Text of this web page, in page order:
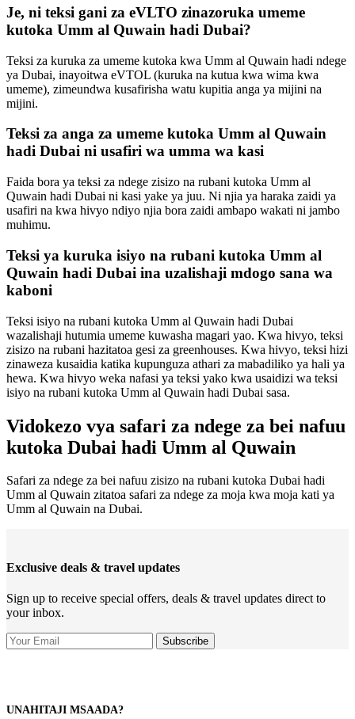
Je, ni teksi gani za eVLTO zinazoruka umeme
kutoka Umm al Quwain hadi Dubai?
Teksi za kuruka za umeme kutoka kwa Umm al Quwain hadi ndege
ya Dubai, inayoitwa eVTOL (kuruka na kutua kwa wima kwa
umeme), zimeundwa kusafirisha watu kupitia anga ya mijini na
mijini.
Teksi za anga za umeme kutoka Umm al Quwain
hadi Dubai ni usafiri wa umma wa kasi
Faida bora ya teksi za ndege zisizo na rubani kutoka Umm al
Quwain hadi Dubai ni kasi yake ya juu. Ni njia ya haraka zaidi ya
usafiri na kwa hivyo ndiyo njia bora zaidi ambapo wakati ni jambo
muhimu.
Teksi ya kuruka isiyo na rubani kutoka Umm al
Quwain hadi Dubai ina uzalishaji mdogo sana wa
kaboni
Teksi isiyo na rubani kutoka Umm al Quwain hadi Dubai
wazalishaji hutumia umeme kuwasha magari yao. Kwa hivyo, teksi
zisizo na rubani hazitatoa gesi za greenhouses. Kwa hivyo, teksi hizi
zinaweza kusaidia katika kupunguza athari za mabadiliko ya hali ya
hewa. Kwa hivyo weka nafasi ya teksi yako kwa usaidizi wa teksi
isiyo na rubani kutoka Umm al Quwain hadi Dubai sasa.
Vidokezo vya safari za ndege za bei nafuu
kutoka Dubai hadi Umm al Quwain
Safari za ndege za bei nafuu zisizo na rubani kutoka Dubai hadi
Umm al Quwain zitatoa safari za ndege za moja kwa moja kati ya
Umm al Quwain na Dubai.
Exclusive deals & travel updates
Sign up to receive special offers, deals & travel updates direct to
your inbox.
UNAHITAJI MSAADA?